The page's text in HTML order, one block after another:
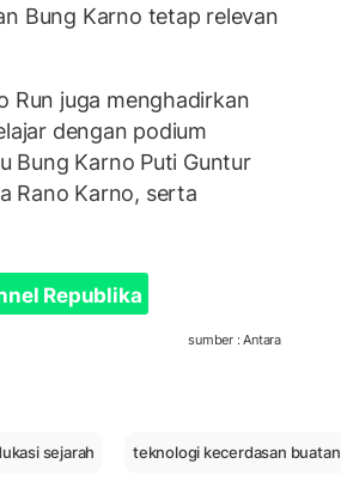
Bung Karno tetap relevan
Run juga menghadirkan
dengan podium
Bung Karno Puti Guntur
Rano Karno, serta
Republika
sumber : Antara
sejarah teknologi kecerdasan buatan